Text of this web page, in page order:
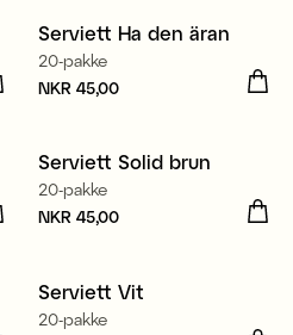
3 for 99 kr
Serviett Ha den äran
20-pakke
Pris :NKR 45,00
NKR 45,00
3 for 99 kr
Serviett Solid brun
20-pakke
Pris :NKR 45,00
NKR 45,00
3 for 99 kr
Serviett Vit
20-pakke